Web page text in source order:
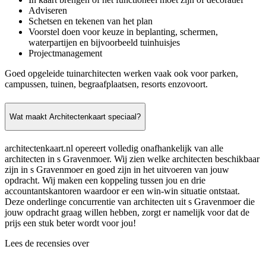
Adviseren
Schetsen en tekenen van het plan
Voorstel doen voor keuze in beplanting, schermen,
waterpartijen en bijvoorbeeld tuinhuisjes
Projectmanagement
Goed opgeleide tuinarchitecten werken vaak ook voor parken,
campussen, tuinen, begraafplaatsen, resorts enzovoort.
Wat maakt Architectenkaart speciaal?
architectenkaart.nl opereert volledig onafhankelijk van alle
architecten in s Gravenmoer. Wij zien welke architecten beschikbaar
zijn in s Gravenmoer en goed zijn in het uitvoeren van jouw
opdracht. Wij maken een koppeling tussen jou en drie
accountantskantoren waardoor er een win-win situatie ontstaat.
Deze onderlinge concurrentie van architecten uit s Gravenmoer die
jouw opdracht graag willen hebben, zorgt er namelijk voor dat de
prijs een stuk beter wordt voor jou!
Lees de recensies over